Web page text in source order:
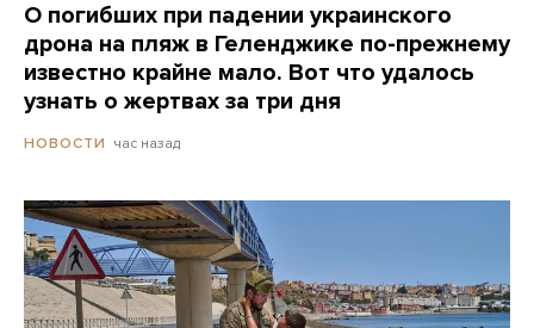
О погибших при падении украинского
дрона на пляж в Геленджике по-прежнему
известно крайне мало. Вот что удалось
узнать о жертвах за три дня
НОВОСТИ час назад